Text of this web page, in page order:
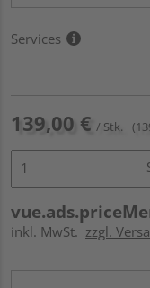
Services
139,00 € / Stk.
inkl. MwSt. zzgl.